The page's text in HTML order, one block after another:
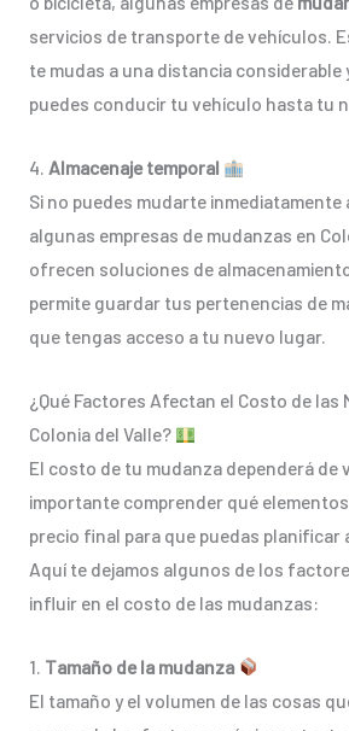
servicios de transporte de vehículos.
te mudas a una distancia considerable
puedes conducir tu vehículo hasta tu
4. Almacenaje temporal
Si no puedes mudarte inmediatamente
algunas empresas de mudanzas en
ofrecen soluciones de
permite guardar tus pertenencias de
que tengas acceso a tu nuevo lugar.
¿Qué Factores Afectan el Costo de las
Colonia del Valle?
El costo de tu mudanza dependerá de
importante comprender qué
precio final para que puedas planificar
Aquí te dejamos algunos de los
influir en el costo de las mudanzas:
1. Tamaño de la mudanza
El tamaño y el volumen de las cosas